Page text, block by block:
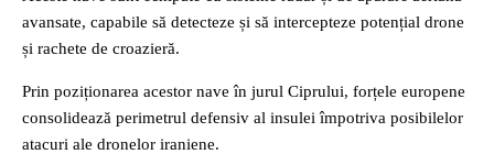
avansate, capabile să detecteze și să intercepteze potențial drone
și rachete de croazieră.
Prin poziționarea acestor nave în jurul Ciprului, forțele europene
consolidează perimetrul defensiv al insulei împotriva posibilelor
atacuri ale dronelor iraniene.